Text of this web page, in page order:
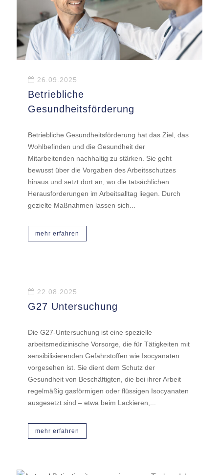
26.09.2025
Betriebliche
Gesundheitsförderung
Betriebliche Gesundheitsförderung hat das Ziel, das
Wohlbefinden und die Gesundheit der
Mitarbeitenden nachhaltig zu stärken. Sie geht
bewusst über die Vorgaben des Arbeitsschutzes
hinaus und setzt dort an, wo die tatsächlichen
Herausforderungen im Arbeitsalltag liegen. Durch
gezielte Maßnahmen lassen sich...
mehr erfahren
22.08.2025
G27 Untersuchung
Die G27-Untersuchung ist eine spezielle
arbeitsmedizinische Vorsorge, die für Tätigkeiten mit
sensibilisierenden Gefahrstoffen wie Isocyanaten
vorgesehen ist. Sie dient dem Schutz der
Gesundheit von Beschäftigten, die bei ihrer Arbeit
regelmäßig gasförmigen oder flüssigen Isocyanaten
ausgesetzt sind – etwa beim Lackieren,...
mehr erfahren